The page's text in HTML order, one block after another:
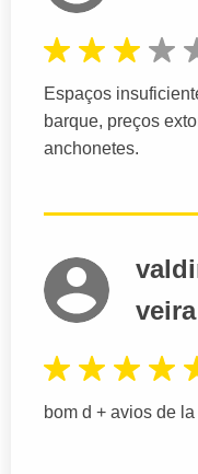
Espaços
barque, preços
anchonetes.
veira
bom d + avios de